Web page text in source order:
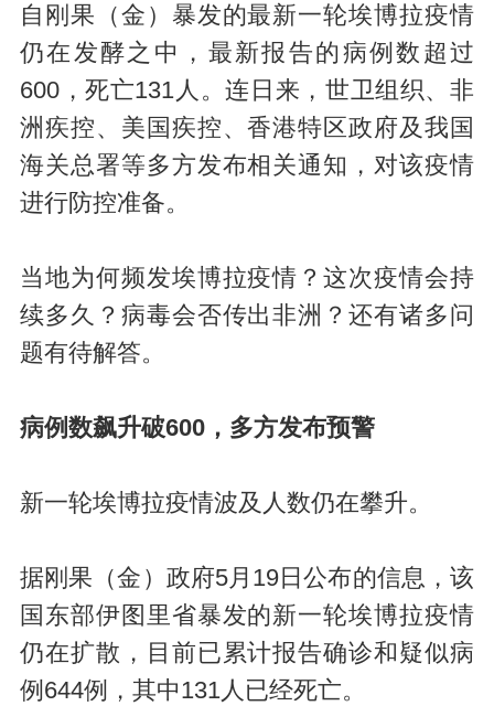
自刚果（金）暴发的最新一轮埃博拉疫情
仍在发酵之中，最新报告的病例数超过
600，死亡131人。连日来，世卫组织、非
洲疾控、美国疾控、香港特区政府及我国
海关总署等多方发布相关通知，对该疫情
进行防控准备。
当地为何频发埃博拉疫情？这次疫情会持
续多久？病毒会否传出非洲？还有诸多问
题有待解答。
病例数飙升破600，多方发布预警
新一轮埃博拉疫情波及人数仍在攀升。
据刚果（金）政府5月19日公布的信息，该
国东部伊图里省暴发的新一轮埃博拉疫情
仍在扩散，目前已累计报告确诊和疑似病
例644例，其中131人已经死亡。